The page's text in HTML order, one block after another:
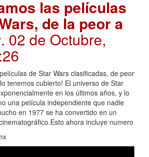
las películas
de la peor a
. 02 de Octubre,
de Star Wars clasificadas, de peor
tenemos cubierto! El universo de Star
en los últimos años, y lo
una película independiente que nadie
en 1977 se ha convertido en un
ahora incluye numero